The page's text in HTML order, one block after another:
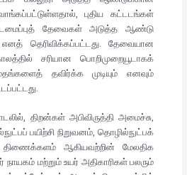
புதிய கட்டடங்கள்
தேவைகள் அடுத்த ஆண்டு
எனத் தெரிவிக்கப்பட்டது. தேவையான
சரியான பொறிமுறையூடாகக்
தவிர்க்க முடியும் எனவும்
திறன்கள் அபிவிருத்தி அமைச்சு,
பயிற்சி நிறுவனம், தொழில்நுட்பக்
திணைக்களம் ஆகியவற்றின் மேலதிக
மற்றும் உயர் அதிகாரிகள் பலரும்